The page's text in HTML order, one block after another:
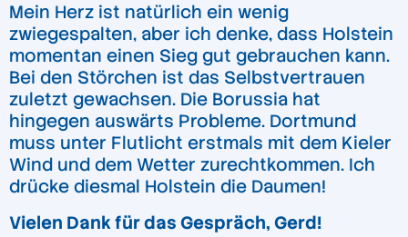
Mein Herz ist natürlich ein wenig
zwiegespalten, aber ich denke, dass Holstein
momentan einen Sieg gut gebrauchen kann.
Bei den Störchen ist das Selbstvertrauen
zuletzt gewachsen. Die Borussia hat
hingegen auswärts Probleme. Dortmund
muss unter Flutlicht erstmals mit dem Kieler
Wind und dem Wetter zurechtkommen. Ich
drücke diesmal Holstein die Daumen!
Vielen Dank für das Gespräch, Gerd!